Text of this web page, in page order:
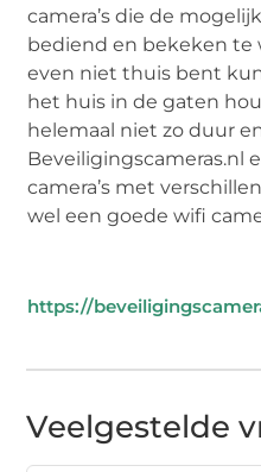
camera’s die de
bediend en bekeken te
even niet thuis bent
het huis in de gaten
helemaal niet zo duur
Beveiligingscameras.nl
camera’s met
wel een goede wifi
https://
Veelgestelde